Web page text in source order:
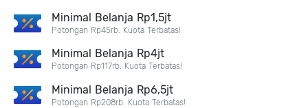
Minimal Belanja Rp1,5jt
Potongan Rp45rb. Kuota Terbatas!
Minimal Belanja Rp4jt
Potongan Rp117rb. Kuota Terbatas!
Minimal Belanja Rp6,5jt
Potongan Rp208rb. Kuota Terbatas!